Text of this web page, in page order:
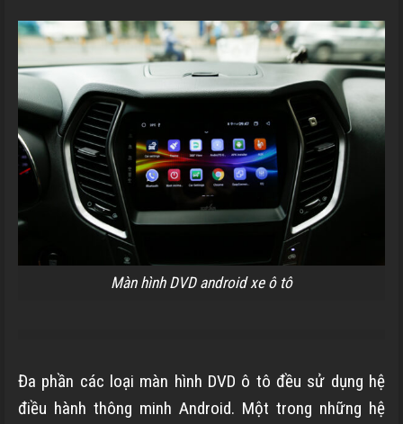
Màn hình DVD android xe ô tô
Đa phần các loại màn hình DVD ô tô đều sử dụng hệ
điều hành thông minh Android. Một trong những hệ